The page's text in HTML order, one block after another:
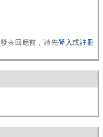
發表回應前，請先登入或註冊